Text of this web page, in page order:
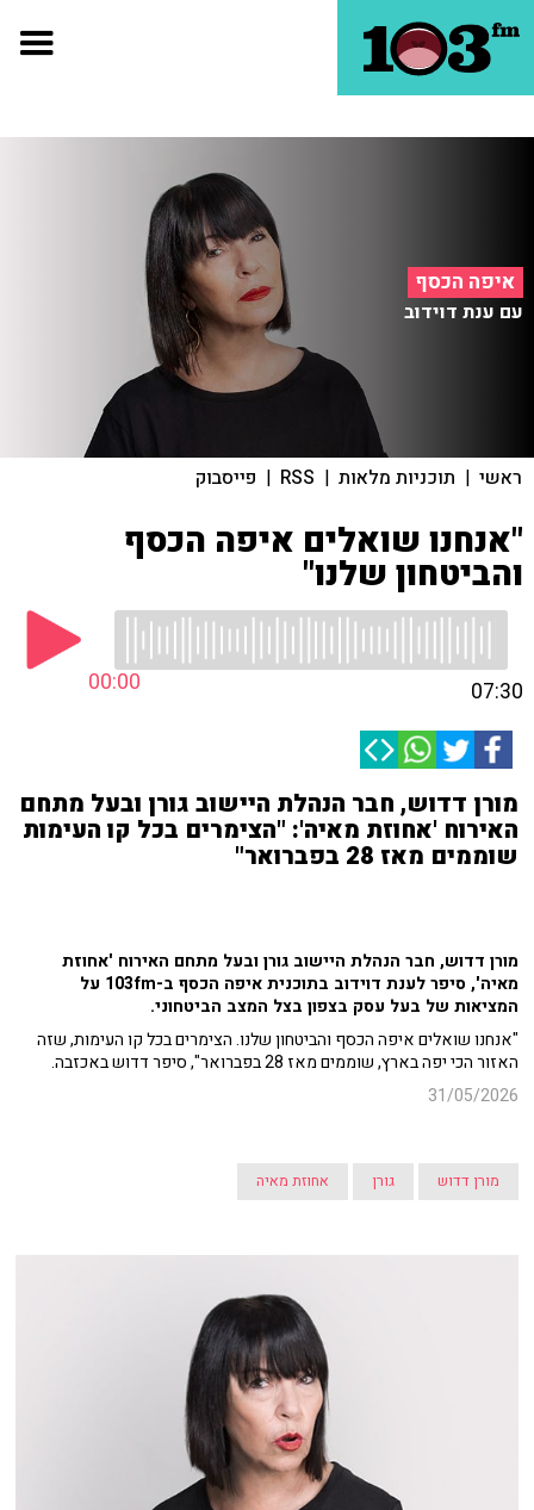
איפה הכסף
עם ענת דוידוב
ראשי | תוכניות מלאות |
RSS
| פייסבוק
"אנחנו שואלים איפה הכסף
והביטחון שלנו"
00:00 07:30
מורן דדוש, חבר הנהלת היישוב גורן ובעל מתחם
האירוח 'אחוזת מאיה': "הצימרים בכל קו העימות
שוממים מאז 28 בפברואר"
מורן דדוש, חבר הנהלת היישוב גורן ובעל מתחם האירוח 'אחוזת
מאיה', סיפר לענת דוידוב בתוכנית איפה הכסף ב-103fm על
המציאות של בעל עסק בצפון בצל המצב הביטחוני.
"אנחנו שואלים איפה הכסף והביטחון שלנו. הצימרים בכל קו העימות, שזה
האזור הכי יפה בארץ, שוממים מאז 28 בפברואר", סיפר דדוש באכזבה.
31/05/2026
מורן דדוש גורן אחוזת מאיה